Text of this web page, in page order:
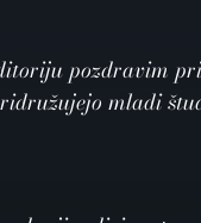
pozdravim
mladi